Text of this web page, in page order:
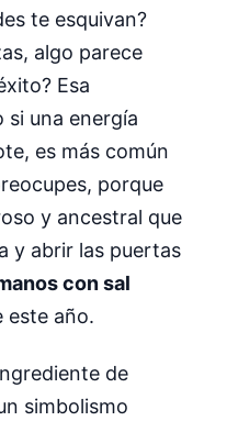
te esquivan?
algo parece
Esa
si una energía
es más común
porque
y ancestral que
y abrir las puertas
con sal
este año.
de
simbolismo